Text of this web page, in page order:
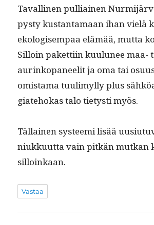
Tavalli­nen pul­li­ainen
pysty kus­tan­ta­maan ihan vielä
ekol­o­gisem­paa elämää, mut­ta
Sil­loin paket­ti­in kuu­lunee maa-
aurinkopa­neel­it ja oma tai
omis­ta­ma tuulimyl­ly plus
giate­hokas talo tietysti myös.
Täl­lainen sys­tee­mi lisää
niukku­ut­ta vain pitkän mutkan
silloinkaan.
Vastaa